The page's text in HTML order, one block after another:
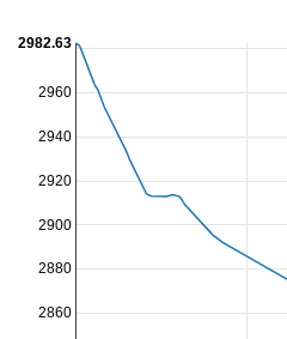
2860
2880
2900
2920
2940
2960
2982.63